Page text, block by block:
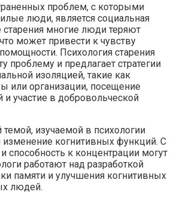
проблем, с которыми
люди, является социальная
многие люди теряют
может привести к чувству
Психология старения
проблему и предлагает стратегии
изоляцией, такие как
или организации, посещение
и участие в добровольческой
изучаемой в психологии
изменение когнитивных функций. С
способность к концентрации могут
работают над разработкой
памяти и улучшения когнитивных
людей.